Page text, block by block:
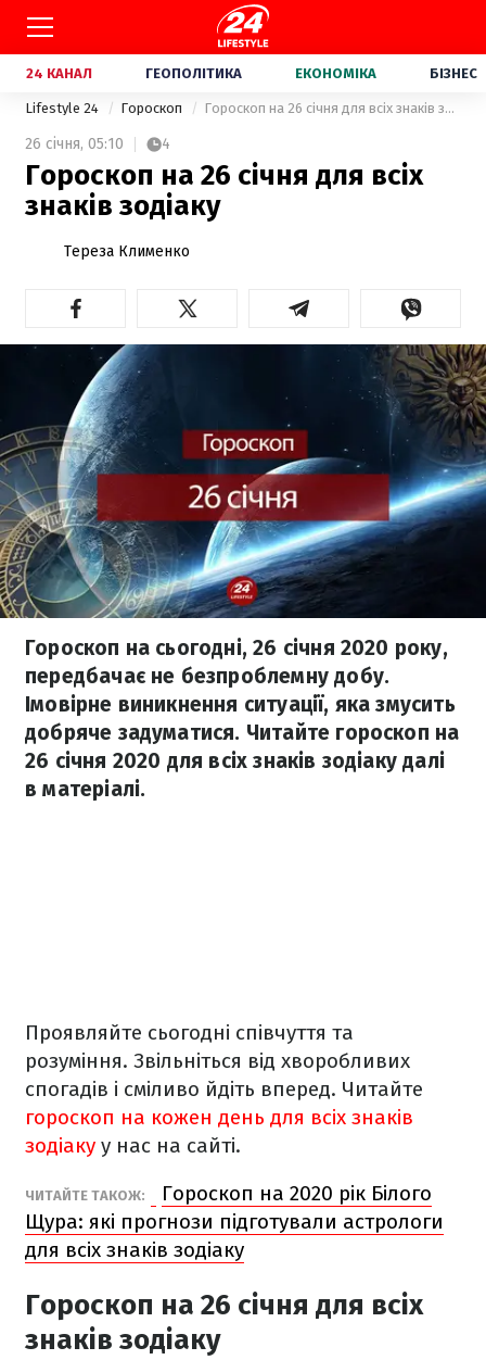
24 КАНАЛ ГЕОПОЛІТИКА ЕКОНОМІКА БІЗНЕС
Lifestyle 24 Гороскоп Гороскоп на 26 січня для всіх знаків зодіаку
26 січня, 05:10 4
Гороскоп на 26 січня для всіх
знаків зодіаку
Тереза Клименко
Гороскоп на сьогодні, 26 січня 2020 року,
передбачає не безпроблемну добу.
Імовірне виникнення ситуації, яка змусить
добряче задуматися. Читайте гороскоп на
26 січня 2020 для всіх знаків зодіаку далі
в матеріалі.
Проявляйте сьогодні співчуття та
розуміння. Звільніться від хворобливих
спогадів і сміливо йдіть вперед. Читайте
гороскоп на кожен день для всіх знаків
зодіаку у нас на сайті.
ЧИТАЙТЕ ТАКОЖ:
Гороскоп на 2020 рік Білого
Щура: які прогнози підготували астрологи
для всіх знаків зодіаку
Гороскоп на 26 січня для всіх
знаків зодіаку